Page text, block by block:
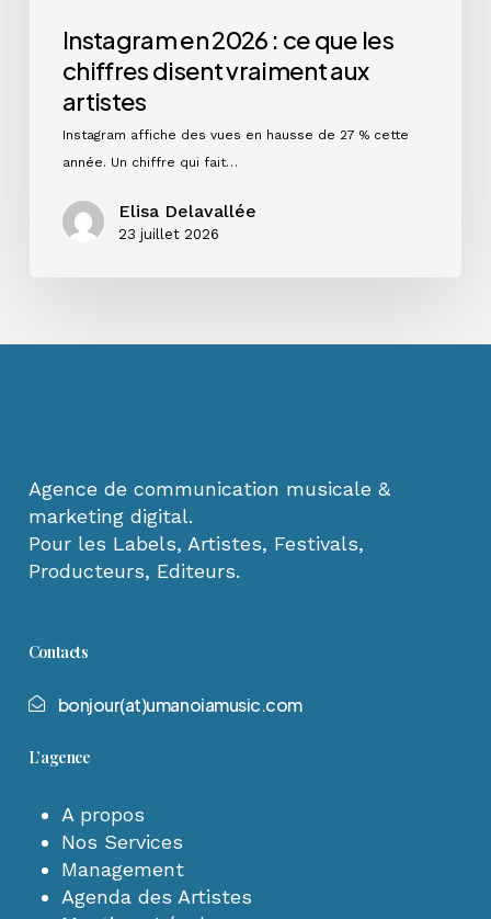
Instagram en 2026 : ce que les
chiffres disent vraiment aux
artistes
Instagram affiche des vues en hausse de 27 % cette
année. Un chiffre qui fait…
Elisa Delavallée
23 juillet 2026
Agence de communication musicale &
marketing digital.
Pour les Labels, Artistes, Festivals,
Producteurs, Editeurs.
Contacts
bonjour(at)umanoiamusic.com
L’agence
A propos
Nos Services
Management
Agenda des Artistes